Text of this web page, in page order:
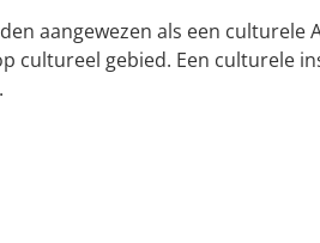
aangewezen als een culturele
cultureel gebied. Een culturele